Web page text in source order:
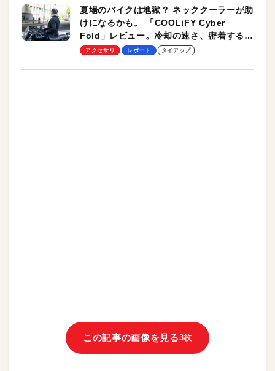
夏場のバイクは地獄？ ネッククーラーが助
けになるかも。 「COOLiFY Cyber
Fold」レビュー。冷却の速さ、密着する冷
却プレート、シンプルな操作性がグッド！
アクセサリ レポート タイアップ
この記事の画像を見る3枚